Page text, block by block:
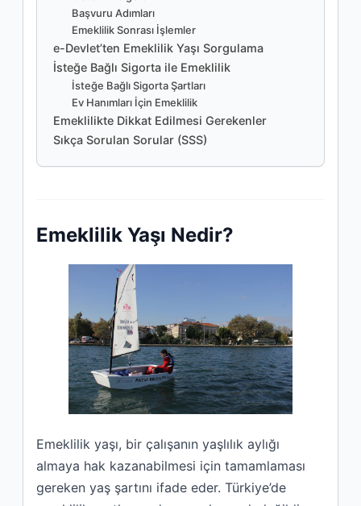
Başvuru Adımları
Emeklilik Sonrası İşlemler
e-Devlet’ten Emeklilik Yaşı Sorgulama
İsteğe Bağlı Sigorta ile Emeklilik
İsteğe Bağlı Sigorta Şartları
Ev Hanımları İçin Emeklilik
Emeklilikte Dikkat Edilmesi Gerekenler
Sıkça Sorulan Sorular (SSS)
Emeklilik Yaşı Nedir?
Emeklilik yaşı, bir çalışanın yaşlılık aylığı
almaya hak kazanabilmesi için tamamlaması
gereken yaş şartını ifade eder. Türkiye’de